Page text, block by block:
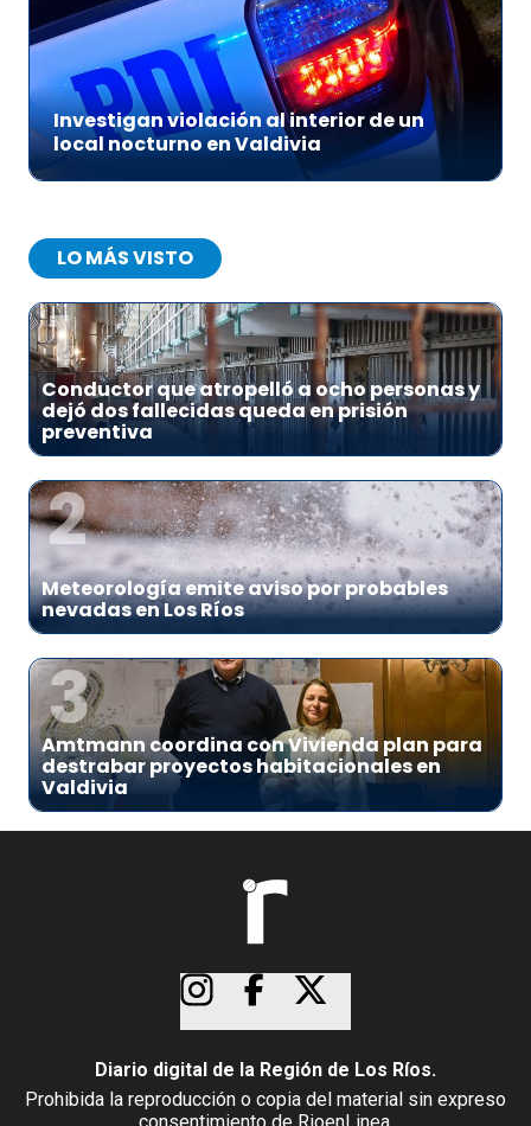
Investigan violación al interior de un
local nocturno en Valdivia
LO MÁS VISTO
1
Conductor que atropelló a ocho personas y
dejó dos fallecidas queda en prisión
preventiva
2
Meteorología emite aviso por probables
nevadas en Los Ríos
3
Amtmann coordina con Vivienda plan para
destrabar proyectos habitacionales en
Valdivia
Diario digital de la Región de Los Ríos.
Prohibida la reproducción o copia del material sin expreso